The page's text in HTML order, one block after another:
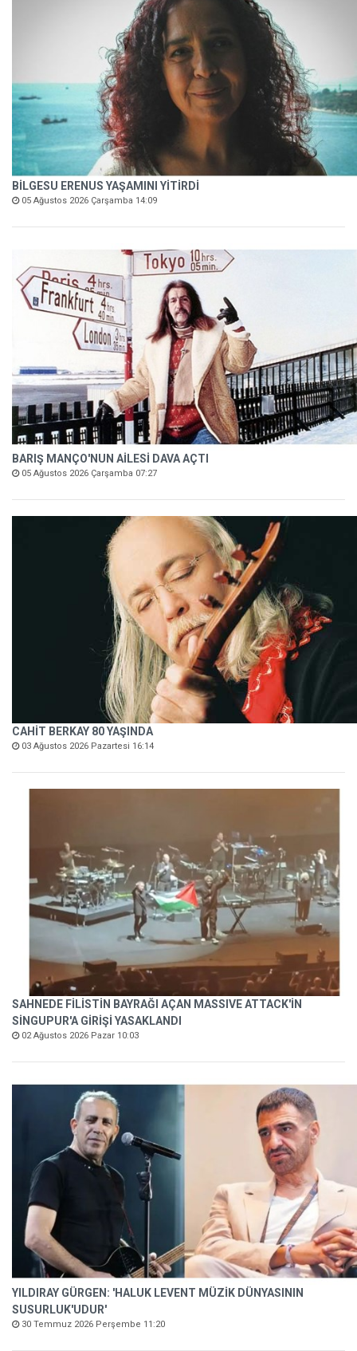
BİLGESU ERENUS YAŞAMINI YİTİRDİ
05 Ağustos 2026 Çarşamba 14:09
BARIŞ MANÇO'NUN AİLESİ DAVA AÇTI
05 Ağustos 2026 Çarşamba 07:27
CAHİT BERKAY 80 YAŞINDA
03 Ağustos 2026 Pazartesi 16:14
SAHNEDE FİLİSTİN BAYRAĞI AÇAN MASSIVE ATTACK'İN
SİNGUPUR'A GİRİŞİ YASAKLANDI
02 Ağustos 2026 Pazar 10:03
YILDIRAY GÜRGEN: 'HALUK LEVENT MÜZİK DÜNYASININ
SUSURLUK'UDUR'
30 Temmuz 2026 Perşembe 11:20